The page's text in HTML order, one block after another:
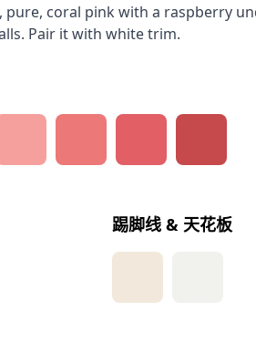
pure, coral pink with a raspberry
Pair it with white trim.
踢脚线 & 天花板